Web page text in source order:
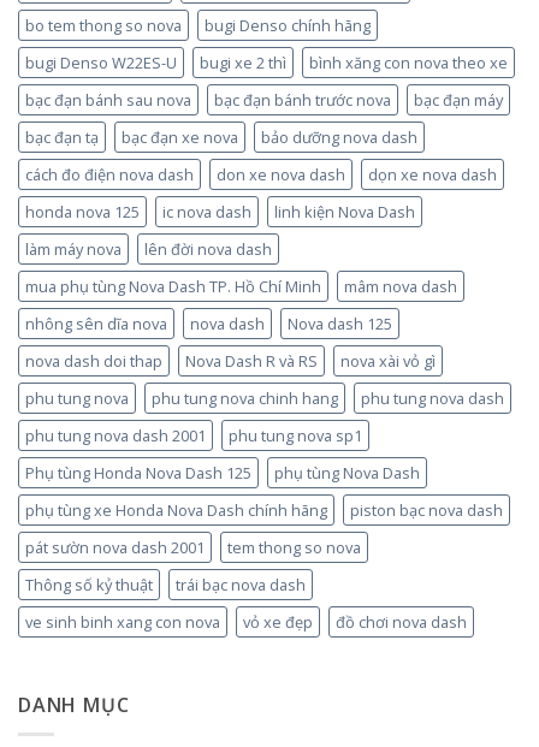
bo tem thong so nova
bugi Denso chính hãng
bugi Denso W22ES-U
bugi xe 2 thì
bình xăng con nova theo xe
bạc đạn bánh sau nova
bạc đạn bánh trước nova
bạc đạn máy
bạc đạn tạ
bạc đạn xe nova
bảo dưỡng nova dash
cách đo điện nova dash
don xe nova dash
dọn xe nova dash
honda nova 125
ic nova dash
linh kiện Nova Dash
làm máy nova
lên đời nova dash
mua phụ tùng Nova Dash TP. Hồ Chí Minh
mâm nova dash
nhông sên dĩa nova
nova dash
Nova dash 125
nova dash doi thap
Nova Dash R và RS
nova xài vỏ gì
phu tung nova
phu tung nova chinh hang
phu tung nova dash
phu tung nova dash 2001
phu tung nova sp1
Phụ tùng Honda Nova Dash 125
phụ tùng Nova Dash
phụ tùng xe Honda Nova Dash chính hãng
piston bạc nova dash
pát sườn nova dash 2001
tem thong so nova
Thông số kỷ thuật
trái bạc nova dash
ve sinh binh xang con nova
vỏ xe đẹp đồ chơi nova dash
DANH MỤC